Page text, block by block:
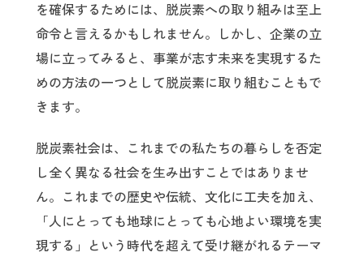
を確保するためには、脱炭素への取り組みは至上
命令と言えるかもしれません。しかし、企業の立
場に立ってみると、事業が志す未来を実現するた
めの方法の一つとして脱炭素に取り組むこともで
きます。
脱炭素社会は、これまでの私たちの暮らしを否定
し全く異なる社会を生み出すことではありませ
ん。これまでの歴史や伝統、文化に工夫を加え、
「人にとっても地球にとっても心地よい環境を実
現する」という時代を超えて受け継がれるテーマ